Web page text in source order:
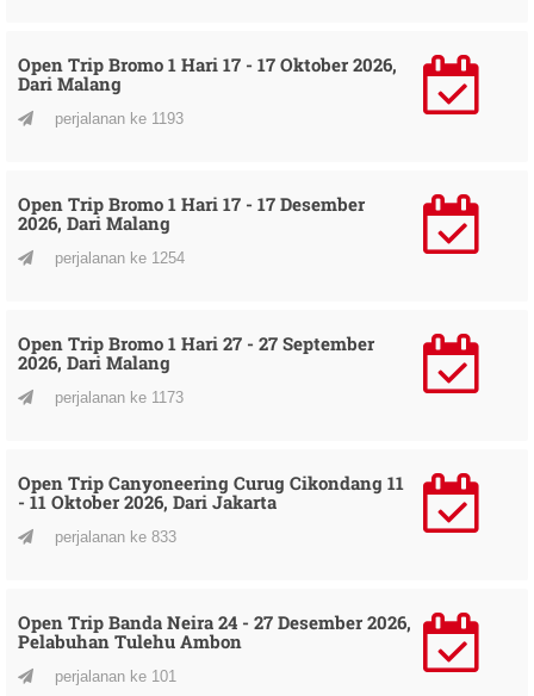
Open Trip Bromo 1 Hari 17 - 17 Oktober 2026,
Dari Malang
perjalanan ke 1193
Open Trip Bromo 1 Hari 17 - 17 Desember
2026, Dari Malang
perjalanan ke 1254
Open Trip Bromo 1 Hari 27 - 27 September
2026, Dari Malang
perjalanan ke 1173
Open Trip Canyoneering Curug Cikondang 11
- 11 Oktober 2026, Dari Jakarta
perjalanan ke 833
Open Trip Banda Neira 24 - 27 Desember 2026,
Pelabuhan Tulehu Ambon
perjalanan ke 101